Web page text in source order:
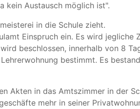
kein Austausch möglich ist".
in die Schule zieht.
Einspruch ein. Es wird
beschlossen, innerhalb von 8
bestimmt. Es
Akten in das Amtszimmer in der
mehr in seiner